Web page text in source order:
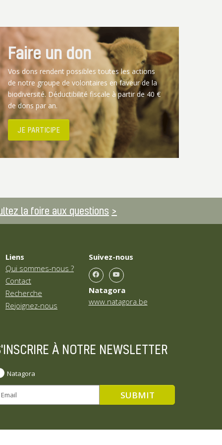
Faire un don
Vos dons rendent possibles toutes les actions
de notre groupe de volontaires en faveur de la
biodiversité. Déductibilité fiscale à partir de 40 €
de dons par an.
JE PARTICIPE
la foire aux questions
Liens
Qui sommes-nous ?
Contact
Recherche
Rejoignez-nous
Suivez-nous
Natagora
www.natagora.be
À NOTRE NEWSLETTER
Natagora